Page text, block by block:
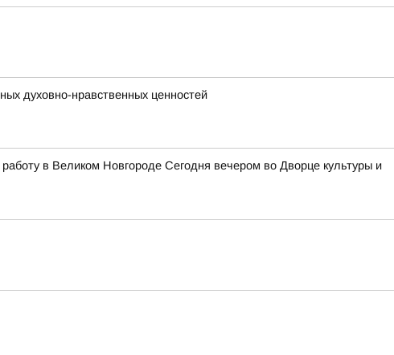
духовно-нравственных ценностей
в Великом Новгороде Сегодня вечером во Дворце культуры и